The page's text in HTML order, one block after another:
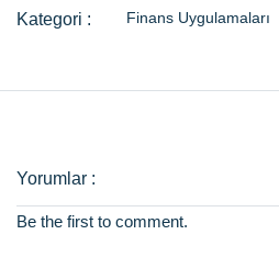
Finans Uygulamaları
Be the first to comment.